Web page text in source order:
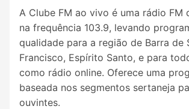
A Clube FM ao vivo é uma rádio FM
na frequência 103.9, levando
qualidade para a região de Barra de
Francisco, Espírito Santo, e para
como rádio online. Oferece uma
baseada nos segmentos sertaneja
ouvintes.